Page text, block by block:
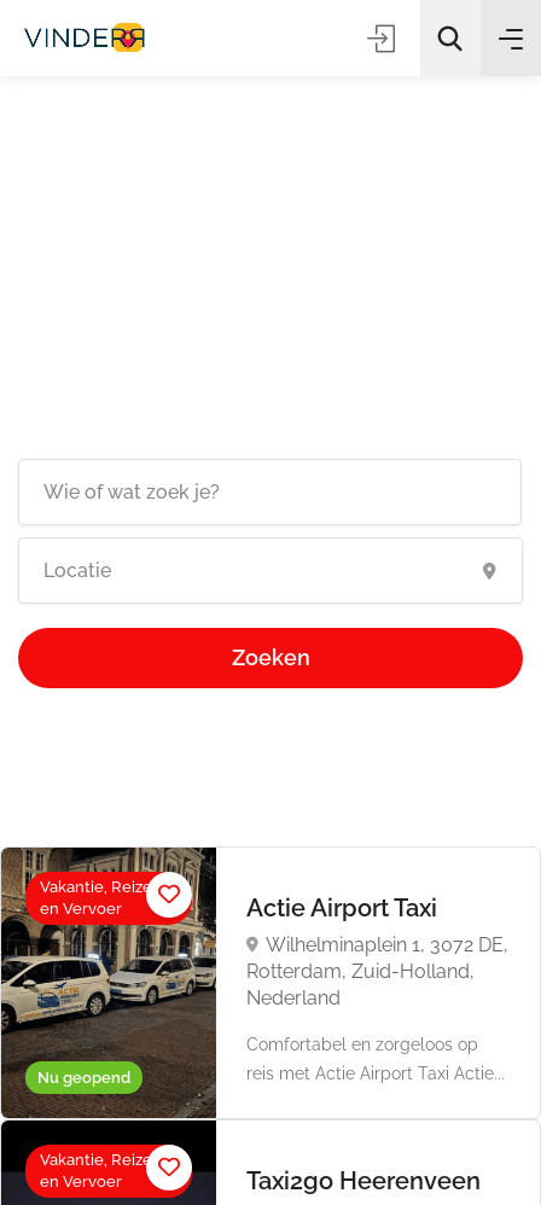
Zoeken
Nu geopend
Vakantie, Reizen
en Vervoer
Actie Airport Taxi
Wilhelminaplein 1, 3072 DE,
Rotterdam, Zuid-Holland,
Nederland
Comfortabel en zorgeloos op
reis met Actie Airport Taxi Actie...
Vakantie, Reizen
en Vervoer
Taxi2go Heerenveen